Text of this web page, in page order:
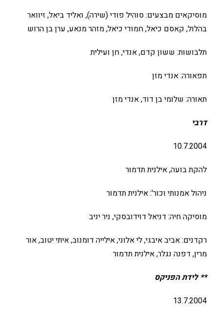
מוסיקאים מבצעים: סוהיל פודי (שירה), ואליד ביאל, זיוואר
בהלול, קאסם כיאל, חמודי כיאל, מזהר מנאע, ערן בן הרוש
תלבושות: ששון קדם, אנדי, חן ועילית
תפאורה: אנדי מזן
תאורה: שלומי בן דוד, אנדי מזן
דרבי
10.7.2004
להקת בועה, אילנית תדמור
ניהול אמנותי וכור': אילנית תדמור
מוסיקה חיה: דניאל דוידובסקי, ניר יניב
רקדנים: אביב איבגי, לי אלוני, אילייה דומנוב, איתי יטוב, אור
מרין, דפנה נגלר, אילנית תדמור
** לידת הפניקס
13.7.2004